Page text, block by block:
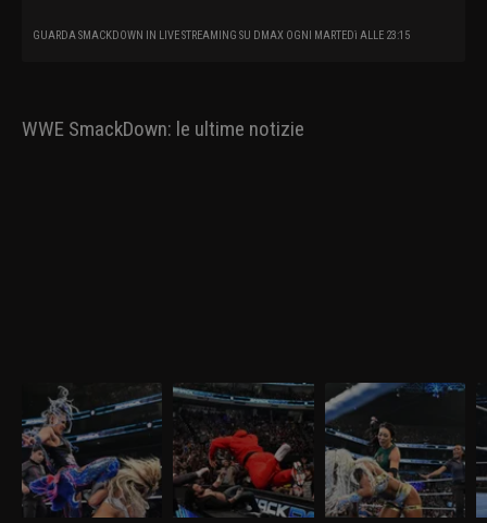
GUARDA SMACKDOWN IN LIVE STREAMING SU DMAX OGNI MARTEDì ALLE 23:15
WWE SmackDown: le ultime notizie
WWE SmackDown 27
marzo 2026: Tiffany
sfida Giulia
Nella puntata di
SmackDown del 27
marzo, visibile su
discovery+, Giulia e
Tiffany Stratton si sfidano
WWE SmackDown 20
marzo 2026: Drew e
Jacob alla resa dei
conti
Nella puntata di
SmackDown del 20
marzo, visibile su
discovery+, c'è il match
molto atteso fra Drew
WWE SmackDown 13
marzo 2026: insidia
Michin per Jade
Nella puntata di
SmackDown del 13
marzo, visibile su
discovery+, Cody Rhodes
e Randy Orton firmano il